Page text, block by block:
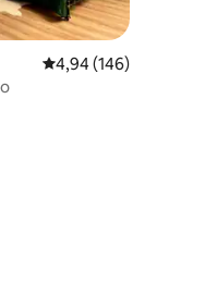
4,94 av 5 i
4,94 (146)